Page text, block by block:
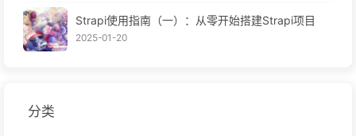
Strapi使用指南（一）：从零开始搭建Strapi项目
2025-01-20
分类